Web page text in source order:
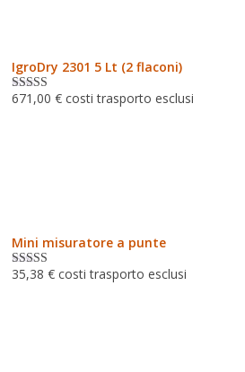
IgroDry 2301 5 Lt (2 flaconi)
Valutato5.00
671,00€ costi trasporto esclusi
Mini misuratore a punte
Valutat
35,38€ costi trasporto esclusi